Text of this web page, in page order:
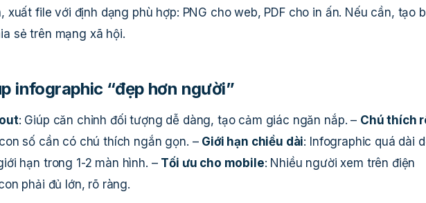
xuất file với định dạng phù hợp: PNG cho web, PDF cho in ấn. Nếu cần, tạo
sẻ trên mạng xã hội.
infographic “đẹp hơn người”
: Giúp căn chỉnh đối tượng dễ dàng, tạo cảm giác ngăn nắp. – Chú thích
số cần có chú thích ngắn gọn. – Giới hạn chiều dài: Infographic quá dài
hạn trong 1-2 màn hình. – Tối ưu cho mobile: Nhiều người xem trên điện
phải đủ lớn, rõ ràng.